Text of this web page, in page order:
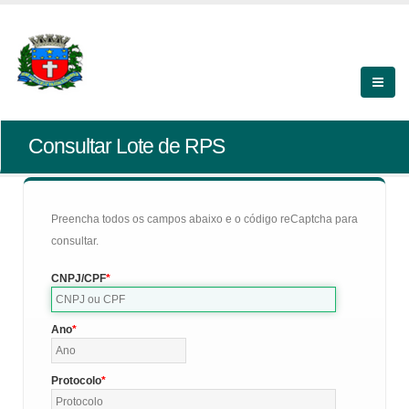
Consultar Lote de RPS
Preencha todos os campos abaixo e o código reCaptcha para
consultar.
CNPJ/CPF
Ano
Protocolo